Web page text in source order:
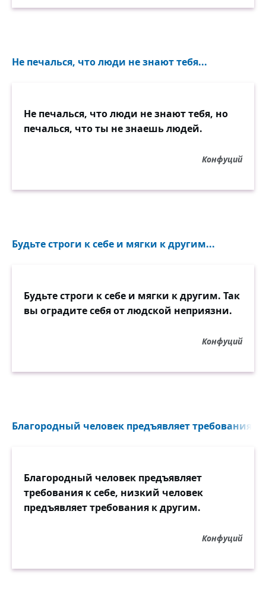
Не печалься, что люди не знают тебя...
Не печалься, что люди не знают тебя, но
печалься, что ты не знаешь людей.
Конфуций
Будьте строги к себе и мягки к другим...
Будьте строги к себе и мягки к другим. Так
вы оградите себя от людской неприязни.
Конфуций
Благородный человек предъявляет требования к
Благородный человек предъявляет
требования к себе, низкий человек
предъявляет требования к другим.
Конфуций